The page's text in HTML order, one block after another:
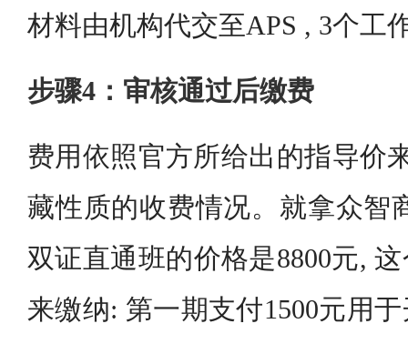
材料由机构代交至APS , 3个工
步骤4：审核通过后缴费
费用依照官方所给出的指导价
藏性质的收费情况。就拿众智
双证直通班的价格是8800元,
来缴纳: 第一期支付1500元用